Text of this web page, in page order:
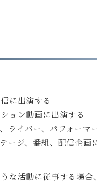
に出演する
ョン動画に出演する
ライバー、パフォーマ
ージ、番組、配信企画
な活動に従事する場